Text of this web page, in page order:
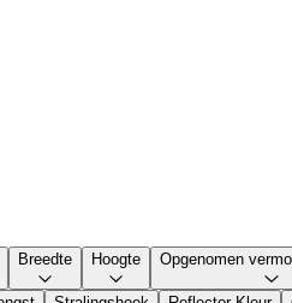
Breedte Hoogte Opgenomen